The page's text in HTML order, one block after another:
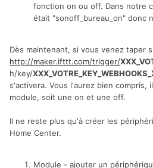
fonction on ou off. Dans notre
était "sonoff_bureau_on" donc
Dès maintenant, si vous venez taper
http://maker.ifttt.com/trigger/
h/key/
s'activera. Vous l'aurez bien compris,
module, soit une on et une off.
Il ne reste plus qu'à créer les
Home Center.
Module - ajouter un